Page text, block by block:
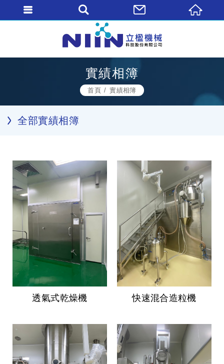
實績相簿
首頁 實績相簿
全部實績相簿
透氣式乾燥機 快速混合造粒機